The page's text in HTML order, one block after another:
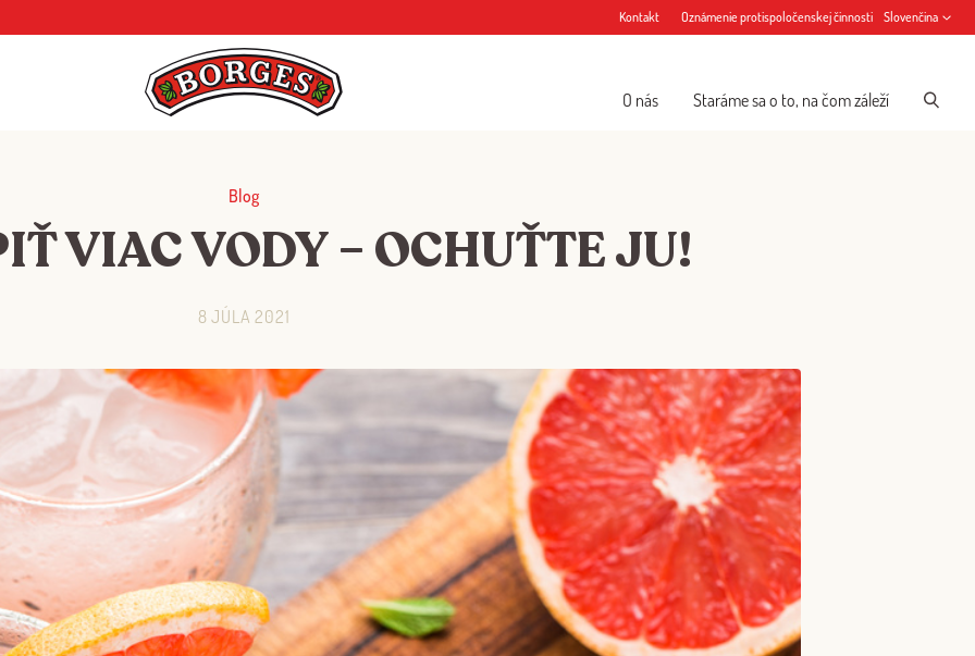
Kontakt Oznámenie protispoločenskej činnosti Slovenčina
O nás Staráme sa o to, na čom záleží
Blog
VIAC VODY – OCHUŤTE JU!
8 JÚLA 2021